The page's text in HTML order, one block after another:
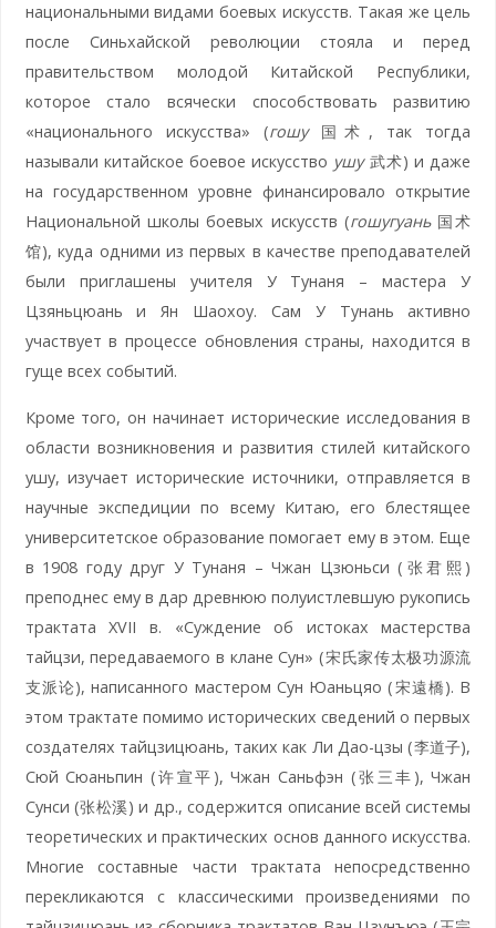
национальными видами боевых искусств. Такая же цель
после Синьхайской революции стояла и перед
правительством молодой Китайской Республики,
которое стало всячески способствовать развитию
«национального искусства» (гошу国术, так тогда
называли китайское боевое искусство ушу武术) и даже
на государственном уровне финансировало открытие
Национальной школы боевых искусств (гошугуань国术
馆), куда одними из первых в качестве преподавателей
были приглашены учителя У Тунаня – мастера У
Цзяньцюань и Ян Шаохоу. Сам У Тунань активно
участвует в процессе обновления страны, находится в
гуще всех событий.
Кроме того, он начинает исторические исследования в
области возникновения и развития стилей китайского
ушу, изучает исторические источники, отправляется в
научные экспедиции по всему Китаю, его блестящее
университетское образование помогает ему в этом. Еще
в 1908 году друг У Тунаня – Чжан Цзюньси (张君熙)
преподнес ему в дар древнюю полуистлевшую рукопись
трактата XVII в. «Суждение об истоках мастерства
тайцзи, передаваемого в клане Сун» (宋氏家传太极功源流
支派论), написанного мастером Сун Юаньцяо (宋遠橋). В
этом трактате помимо исторических сведений о первых
создателях тайцзицюань, таких как Ли Дао-цзы (李道子),
Сюй Сюаньпин (许宣平), Чжан Саньфэн (张三丰), Чжан
Сунси (张松溪) и др., содержится описание всей системы
теоретических и практических основ данного искусства.
Многие составные части трактата непосредственно
перекликаются с классическими произведениями по